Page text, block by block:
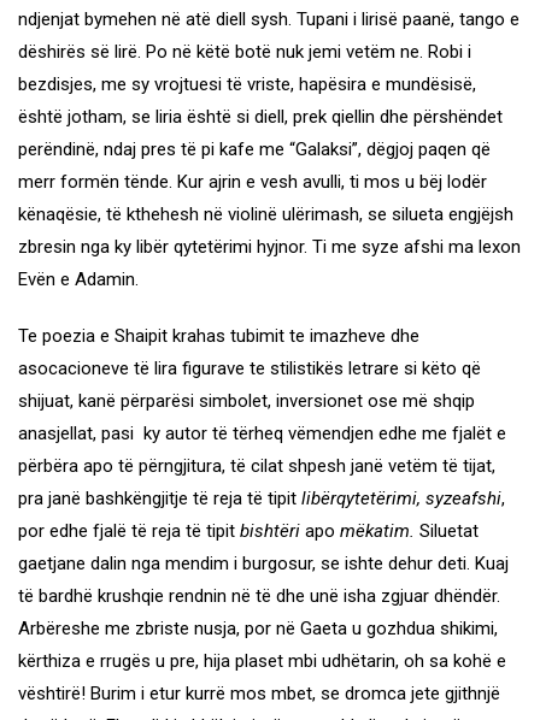
ndjenjat bymehen në atë diell sysh. Tupani i lirisë paanë, tango e
dëshirës së lirë. Po në këtë botë nuk jemi vetëm ne. Robi i
bezdisjes, me sy vrojtuesi të vriste, hapësira e mundësisë,
është jotham, se liria është si diell, prek qiellin dhe përshëndet
perëndinë, ndaj pres të pi kafe me “Galaksi”, dëgjoj paqen që
merr formën tënde. Kur ajrin e vesh avulli, ti mos u bëj lodër
kënaqësie, të kthehesh në violinë ulërimash, se silueta engjëjsh
zbresin nga ky libër qytetërimi hyjnor. Ti me syze afshi ma lexon
Evën e Adamin.
Te poezia e Shaipit krahas tubimit te imazheve dhe
asocacioneve të lira figurave te stilistikës letrare si këto që
shijuat, kanë përparësi simbolet, inversionet ose më shqip
anasjellat, pasi ky autor të tërheq vëmendjen edhe me fjalët e
përbëra apo të përngjitura, të cilat shpesh janë vetëm të tijat,
pra janë bashkëngjitje të reja të tipit libërqytetërimi, syzeafshi,
por edhe fjalë të reja të tipit bishtëri apo mëkatim. Siluetat
gaetjane dalin nga mendim i burgosur, se ishte dehur deti. Kuaj
të bardhë krushqie rendnin në të dhe unë isha zgjuar dhëndër.
Arbëreshe me zbriste nusja, por në Gaeta u gozhdua shikimi,
kërthiza e rrugës u pre, hija plaset mbi udhëtarin, oh sa kohë e
vështirë! Burim i etur kurrë mos mbet, se dromca jete gjithnjë